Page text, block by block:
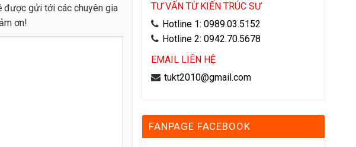
được gửi tới các chuyên gia
ơn!
TƯ VẤN TỪ KIẾN TRÚC SƯ
Hotline 1: 0989.03.5152
Hotline 2: 0942.70.5678
EMAIL LIÊN HỆ
tukt2010@gmail.com
FANPAGE FACEBOOK